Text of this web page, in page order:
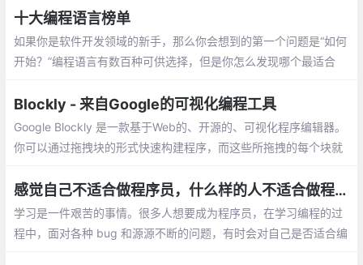
天结束之时，正是那些在战壕中的开发者
——构建、测试和开发了代码的人，真正做
了事情。
十大编程语言榜单
如果你是软件开发领域的新手，那么你会想到的第一个问题是“如何
开始？”编程语言有数百种可供选择，但是你怎么发现哪个最适合
最简单方法之一，是通过市场反响、技术趋势的发展…
Blockly - 来自Google的可视化编程工具
Google Blockly 是一款基于Web的、开源的、可视化程序编辑器。
你可以通过拖拽块的形式快速构建程序，而这些所拖拽的每个块就
感觉自己不适合做程序员，什么样的人不适合做程序员？
学习是一件艰苦的事情。很多人想要成为程序员，在学习编程的过
程中，面对各种 bug 和源源不断的问题，有时会对自己是否适合编